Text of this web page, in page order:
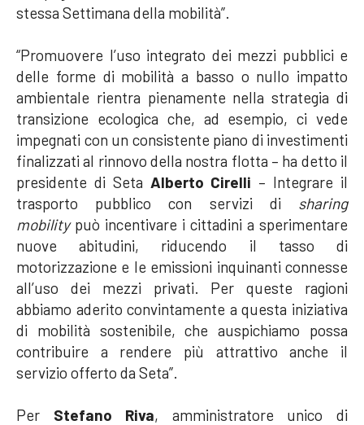
stessa Settimana della mobilità”.
“Promuovere l’uso integrato dei mezzi pubblici e
delle forme di mobilità a basso o nullo impatto
ambientale rientra pienamente nella strategia di
transizione ecologica che, ad esempio, ci vede
impegnati con un consistente piano di investimenti
finalizzati al rinnovo della nostra flotta – ha detto il
presidente di Seta Alberto Cirelli – Integrare il
trasporto pubblico con servizi di sharing
mobilitypuò incentivare i cittadini a sperimentare
nuove abitudini, riducendo il tasso di
motorizzazione e le emissioni inquinanti connesse
all’uso dei mezzi privati. Per queste ragioni
abbiamo aderito convintamente a questa iniziativa
di mobilità sostenibile, che auspichiamo possa
contribuire a rendere più attrattivo anche il
servizio offerto da Seta”.
Per Stefano Riva, amministratore unico di